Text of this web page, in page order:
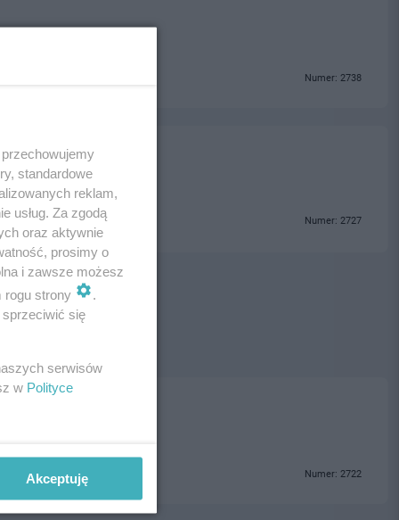
Numer: 2738
Numer: 2727
Numer: 2722
standardowe
reklam,
usług. Za zgodą
oraz aktywnie
prosimy o
i zawsze możesz
rogu strony
.
się
serwisów
w Polityce
Akceptuję